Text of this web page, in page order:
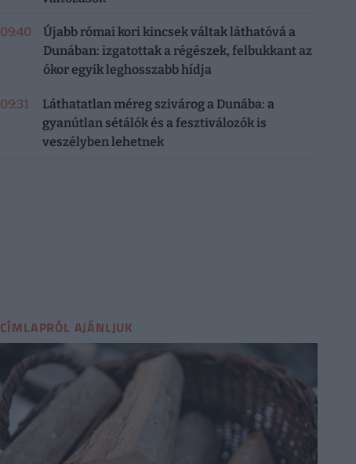
09:40
Újabb római kori kincsek váltak láthatóvá a
Dunában: izgatottak a régészek, felbukkant az
ókor egyik leghosszabb hídja
09:31
Láthatatlan méreg szivárog a Dunába: a
gyanútlan sétálók és a fesztiválozók is
veszélyben lehetnek
CÍMLAPRÓL AJÁNLJUK